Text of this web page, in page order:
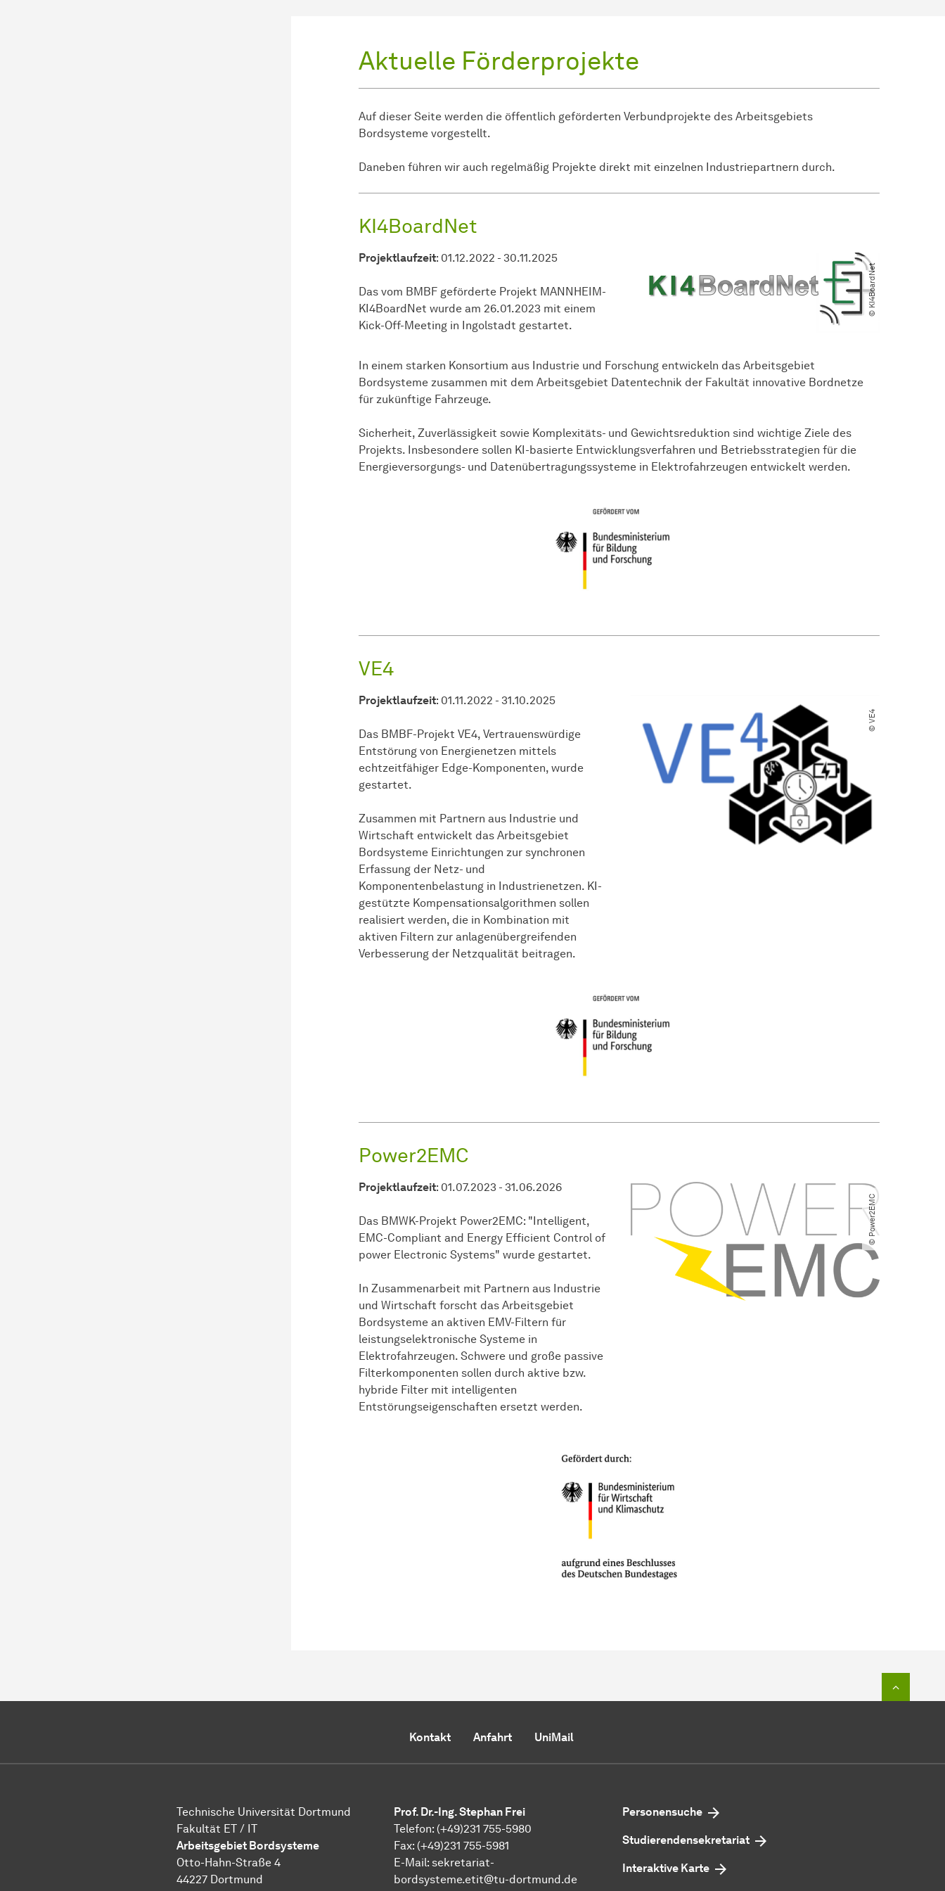
Aktuelle Förderprojekte
Auf dieser Seite werden die öffentlich geförderten Verbundprojekte des Arbeitsgebiets
Bordsysteme vorgestellt.
Daneben führen wir auch regelmäßig Projekte direkt mit einzelnen Industriepartnern durch.
KI4BoardNet
Projektlaufzeit: 01.12.2022 - 30.11.2025
Das vom BMBF geförderte Projekt MANNHEIM-
KI4BoardNet wurde am 26.01.2023 mit einem
Kick-Off-Meeting in Ingolstadt gestartet.
© KI4BoardNet
In einem starken Konsortium aus Industrie und Forschung entwickeln das Arbeitsgebiet
Bordsysteme zusammen mit dem Arbeitsgebiet Datentechnik der Fakultät innovative Bordnetze
für zukünftige Fahrzeuge.
Sicherheit, Zuverlässigkeit sowie Komplexitäts- und Gewichtsreduktion sind wichtige Ziele des
Projekts. Insbesondere sollen KI-basierte Entwicklungsverfahren und Betriebsstrategien für die
Energieversorgungs- und Datenübertragungssysteme in Elektrofahrzeugen entwickelt werden.
VE4
Projektlaufzeit: 01.11.2022 - 31.10.2025
Das BMBF-Projekt VE4, Vertrauenswürdige
Entstörung von Energienetzen mittels
echtzeitfähiger Edge-Komponenten, wurde
gestartet.
Zusammen mit Partnern aus Industrie und
Wirtschaft entwickelt das Arbeitsgebiet
Bordsysteme Einrichtungen zur synchronen
Erfassung der Netz- und
Komponentenbelastung in Industrienetzen. KI-
gestützte Kompensationsalgorithmen sollen
realisiert werden, die in Kombination mit
aktiven Filtern zur anlagenübergreifenden
Verbesserung der Netzqualität​ beitragen.
© VE4
Power2EMC
Projektlaufzeit: 01.07.2023 - 31.06.2026
Das BMWK-Projekt Power2EMC: "Intelligent,
EMC-Compliant and Energy Efficient Control of
power Electronic Systems" wurde gestartet.
In Zusammenarbeit mit Partnern aus Industrie
und Wirtschaft forscht das Arbeitsgebiet
Bordsysteme an aktiven EMV-Filtern für
leistungselektronische Systeme in
Elektrofahrzeugen. Schwere und große passive
Filterkomponenten sollen durch aktive bzw.
hybride Filter mit intelligenten
Entstörungseigenschaften ersetzt werden.
© Power2EMC
Kontakt Anfahrt UniMail
Technische Universität Dortmund
Fakultät ET / IT
Arbeitsgebiet Bordsysteme
Otto-Hahn-Straße 4
44227 Dortmund
Prof. Dr.-Ing. Stephan Frei
Telefon: (+49)231 755-5980
Fax: (+49)231 755-5981
E-Mail: sekretariat-
bordsysteme.etit@tu-dortmund.de
Personensuche
Studierendensekretariat
Interaktive Karte